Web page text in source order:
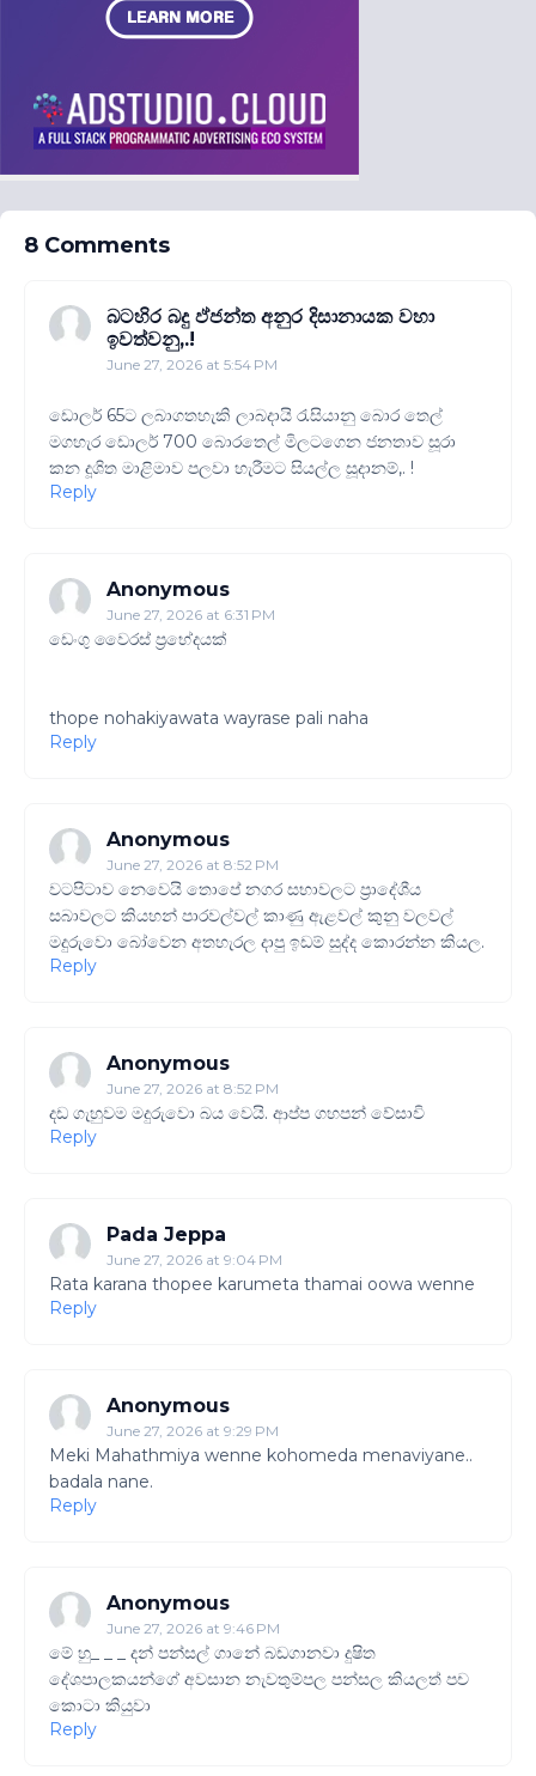
8 Comments
බටහිර බදු ඵ්ජන්ත අනුර දිසානායක වහා
ඉවත්වනු,.!
June 27, 2026 at 5:54 PM
ඩොලර් 65ට ලබාගතහැකි ලාබදායි රැසියානු බොර තෙල්
මගහැර ඩොලර් 700 බොරතෙල් මිලටගෙන ජනතාව සූරා
කන දූශිත මාළිමාව පලවා හැරීමට සියල්ල සූදානම්,. !
Reply
Anonymous
June 27, 2026 at 6:31 PM
ඩෙංගු වෛරස් ප්‍රභේදයක්
thope nohakiyawata wayrase pali naha
Reply
Anonymous
June 27, 2026 at 8:52 PM
වටපිටාව නෙවෙයි තොපේ නගර සභාවලට ප්‍රාදේශීය
සබාවලට කියහන් පාරවල්වල් කාණු ඇළවල් කුනු වලවල්
මදුරුවො බෝවෙන අතහැරල දාපු ඉඩම් සුද්ද කොරන්න කියල.
Reply
Anonymous
June 27, 2026 at 8:52 PM
දඩ ගැහුවම මදුරුවො බය වෙයි. ආප්ප ගහපන් වේසාවි
Reply
Pada Jeppa
June 27, 2026 at 9:04 PM
Rata karana thopee karumeta thamai oowa wenne
Reply
Anonymous
June 27, 2026 at 9:29 PM
Meki Mahathmiya wenne kohomeda menaviyane..
badala nane.
Reply
Anonymous
June 27, 2026 at 9:46 PM
මේ හු_ _ _ දන් පන්සල් ගානේ බඩගානවා දුෂිත
දේශපාලකයන්ගේ අවසාන නැවතුම්පල පන්සල කියලත් පච
කොටා කියුවා
Reply